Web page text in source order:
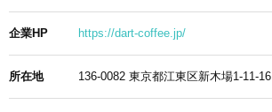
企業HP https://dart-coffee.jp/
所在地 136-0082 東京都江東区新木場1-11-16